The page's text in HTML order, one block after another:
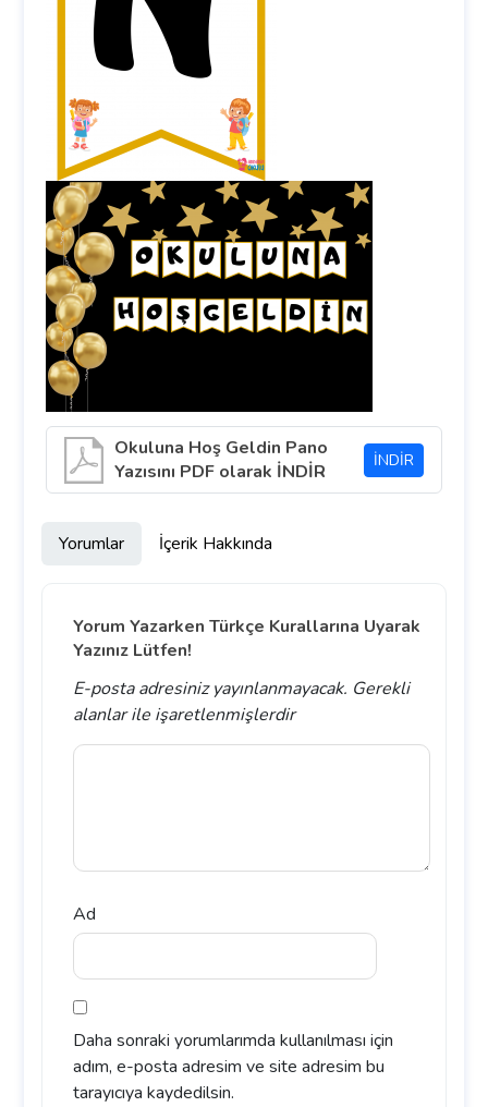
Okuluna Hoş Geldin Pano
Yazısını PDF olarak İNDİR
İNDİR
Yorumlar İçerik Hakkında
Yorum Yazarken Türkçe Kurallarına Uyarak
Yazınız Lütfen!
E-posta adresiniz yayınlanmayacak. Gerekli
alanlarile işaretlenmişlerdir
Ad
Daha sonraki yorumlarımda kullanılması için
adım, e-posta adresim ve site adresim bu
tarayıcıya kaydedilsin.